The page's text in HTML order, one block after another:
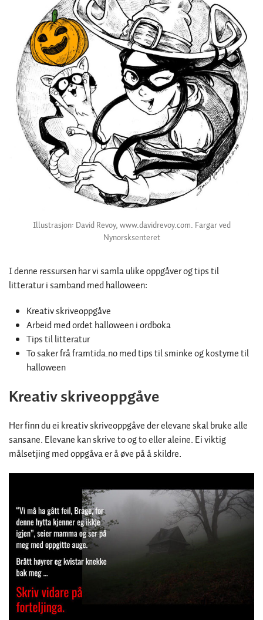
Illustrasjon: David Revoy, www.davidrevoy.com. Fargar ved
Nynorsksenteret
I denne ressursen har vi samla ulike oppgåver og tips til
litteratur i samband med halloween:
Kreativ skriveoppgåve
Arbeid med ordet halloween i ordboka
Tips til litteratur
To saker frå framtida.no med tips til sminke og kostyme til
halloween
Kreativ skriveoppgåve
Her finn du ei kreativ skriveoppgåve der elevane skal bruke alle
sansane. Elevane kan skrive to og to eller aleine. Ei viktig
målsetjing med oppgåva er å øve på å skildre.